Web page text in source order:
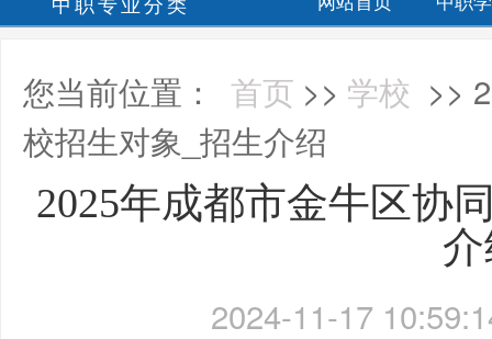
您当前位置： 首页 >> 学校 >>
校招生对象_招生介绍
2025年成都市金牛区协
2024-11-17